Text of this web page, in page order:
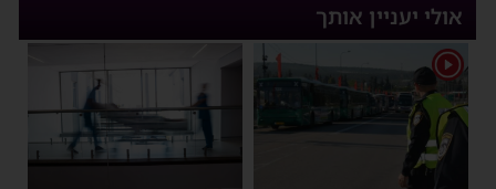
אולי יעניין אותך
1